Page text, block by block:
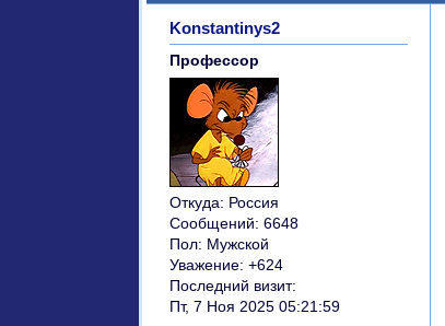
Konstantinys2
Профессор
Откуда: Россия
Сообщений: 6648
Пол: Мужской
Уважение: +624
Последний визит:
Пт, 7 Ноя 2025 05:21:59